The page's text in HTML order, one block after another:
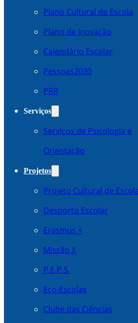
Plano Cultural de Escola
Plano de Inovação
Calendário Escolar
Pessoas2030
PRR
Serviços
Serviços de Psicologia e
Orientação
Projetos
Projeto Cultural de
Desporto Escolar
Erasmus +
Missão X
P.E.P.S.
Eco-Escolas
Clube das Ciências